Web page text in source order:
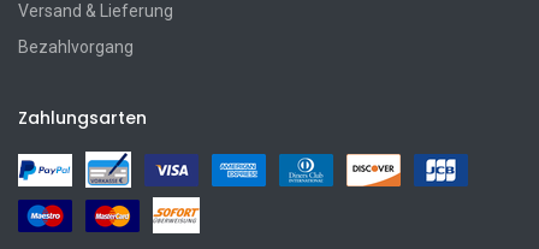
Versand & Lieferung
Bezahlvorgang
Zahlungsarten